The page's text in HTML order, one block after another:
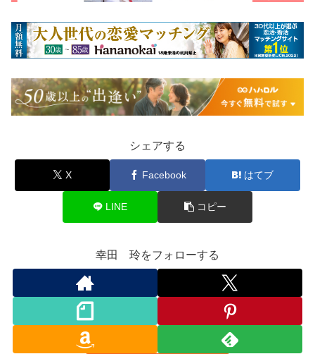
シェアする
X Facebook はてブ
LINE コピー
幸田 玲をフォローする